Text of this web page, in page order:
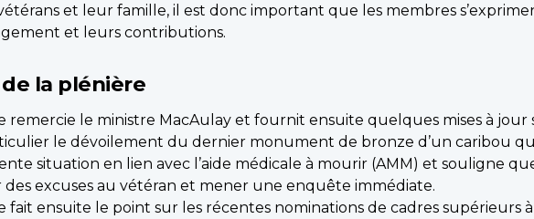
et leur famille, il est donc important que les membres
et leurs contributions.
la plénière
remercie le ministre MacAulay et fournit ensuite quelques mises à
le dévoilement du dernier monument de bronze d’un caribou
situation en lien avec l’aide médicale à mourir (AMM) et souligne
excuses au vétéran et mener une enquête immédiate.
fait ensuite le point sur les récentes nominations de cadres supérieurs